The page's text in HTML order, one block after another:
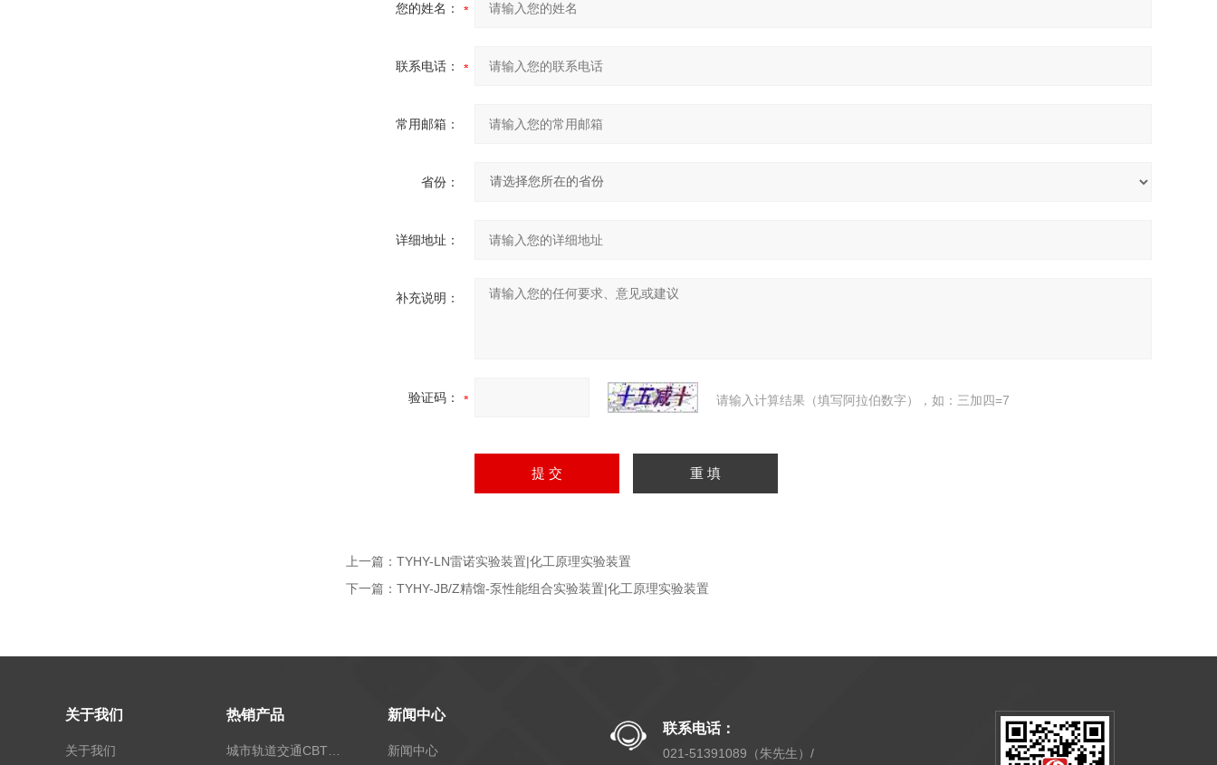
您的姓名：
联系电话：
常用邮箱：
省份：
详细地址：
补充说明：
验证码： 请输入计算结果（填写阿拉伯数字），如：三加四=7
上一篇： TYHY-LN雷诺实验装置|化工原理实验装置
下一篇： TYHY-JB/Z精馏-泵性能组合实验装置|化工原理实验装置
关于我们
关于我们
热销产品 新闻中心
新闻中心
联系电话：
021-51391089（朱先生）/